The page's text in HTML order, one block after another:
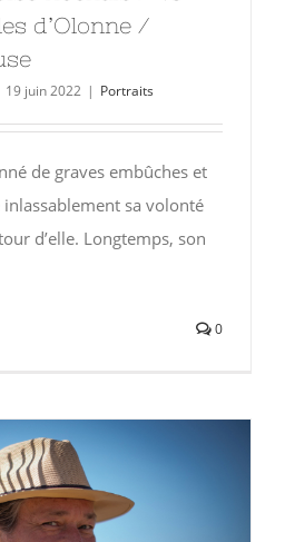
d’Olonne /
19 juin 2022 | Portraits
de graves embûches et
sa volonté
d’elle. Longtemps, son
0